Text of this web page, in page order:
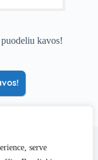
serve
kavos!
asmenine
ir pilnai